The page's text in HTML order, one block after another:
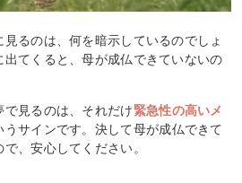
るのは、何を暗示しているのでしょ
出てくると、母が成仏できていないの
で見るのは、それだけ緊急性の高いメ
うサインです。決して母が成仏できて
、安心してください。